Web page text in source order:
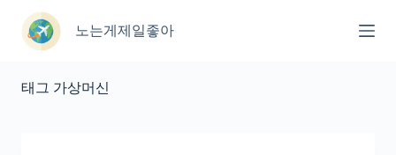
노는게제일좋아
태그 가상머신